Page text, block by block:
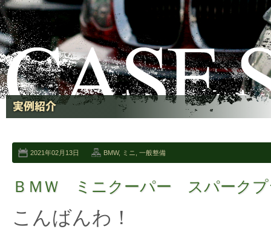
2021年02月13日 BMW, ミニ 一般整備
ＢＭＷ ミニクーパー スパーク
こんばんわ！